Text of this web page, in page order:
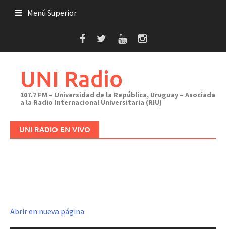
Menú Superior
UNI Radio
107.7 FM – Universidad de la República, Uruguay – Asociada
a la Radio Internacional Universitaria (RIU)
UNI RADIO EN VIVO
Abrir en nueva página